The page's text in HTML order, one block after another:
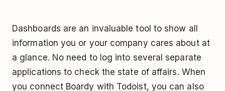
Dashboards are an invaluable tool to show all
information you or your company cares about at
a glance. No need to log into several separate
applications to check the state of affairs. When
you connect Boardy with Todoist, you can also